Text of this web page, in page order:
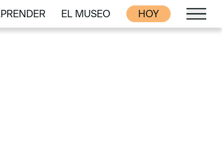
EL MUSEO
EL MUSEO
HOY